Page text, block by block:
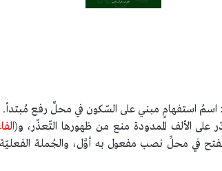
اسمُ استفهامٍ مبني على السّكون في محلِّ رفع مُبتدأ.
الألف الممدودة منع من ظهورها التّعذّر، و(
في محلِّ نصب مفعول به أوَّل، والجُملة